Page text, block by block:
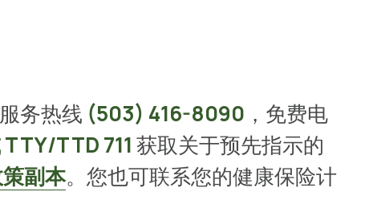
务热线 (503) 416-8090 ，免费电
TTD 711 获取关于预先指示的
副本。您也可联系您的健康保险计